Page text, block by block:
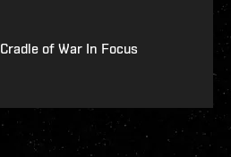
Cradle of War In Focus